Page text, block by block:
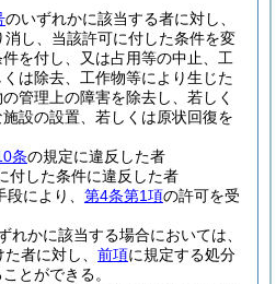
のいずれかに該当する者に対し、
消し、当該許可に付した条件を変
を付し、又は占用等の中止、工
は除去、工作物等により生じた
管理上の障害を除去し、若しく
設の設置、若しくは原状回復を
条の規定に違反した者
付した条件に違反した者
により、 第4条第1項の許可を受
れかに該当する場合においては、
者に対し、 前項に規定する処分
とができる。